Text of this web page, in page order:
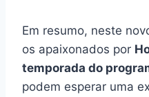
Em resumo, neste
os apaixonados por
temporada do
podem esperar uma